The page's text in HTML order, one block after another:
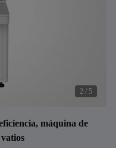
2 / 5
máquina de